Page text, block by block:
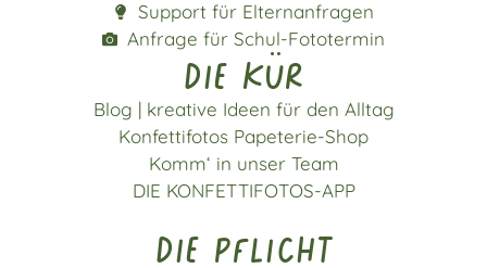
Support für Elternanfragen
Anfrage für Schul-Fototermin
die kür
Blog | kreative Ideen für den Alltag
Konfettifotos Papeterie-Shop
Komm‘ in unser Team
DIE KONFETTIFOTOS-APP
die pflicht